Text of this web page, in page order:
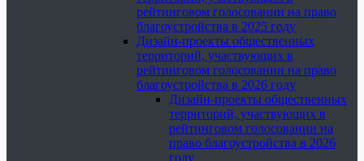
рейтинговом голосовании на право
благоустройства в 2025 году
Дизайн-проекты общественных
территорий, участвующих в
рейтинговом голосовании на право
благоустройства в 2026 году
Дизайн-проекты общественных
территорий, участвующих в
рейтинговом голосовании на
право благоустройства в 2026
году